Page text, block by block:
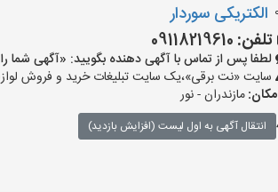
الکتریکی سوردار
تلفن: 09118219610
لطفا پس از تماس با آگهی دهنده بگویید: «آگهی شما را در
سایت «نت برقی»،یک سایت تبلیغات خرید و فروش
مکان:مازندران - نور
انتقال آگهی به اول لیست (افزایش بازدید)